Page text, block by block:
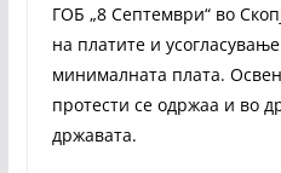
ГОБ „8 Септември“ во
на платите и
минималната плата.
протести се одржаа и во
државата.